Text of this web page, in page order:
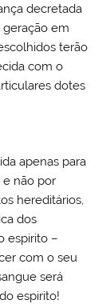
decretada
em
terão
com o
dotes
apenas para
e não por
hereditários,
dos
espirito –
com o seu
será
espirito!